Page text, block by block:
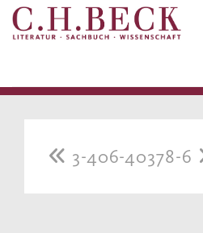
3-406-40378-6